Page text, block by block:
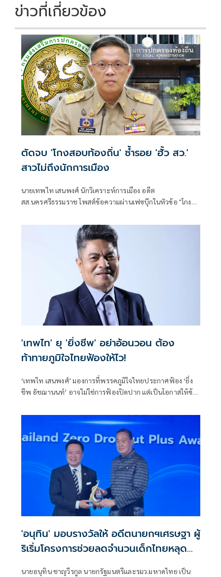
ข่าวที่เกี่ยวข้อง
ตัดจบ 'โกงสอบท้องถิ่น' ซ้ำรอย 'ฮั้ว สว.'
สาวไม่ถึงนักการเมือง
นายเทพไท เสนพงศ์ นักวิเคราะห์การเมือง อดีต
สส.นครศรีธรรมราช โพสต์ข้อความผ่านเฟซบุ๊กในหัวข้อ "โกง
'เทพไท' ยุ 'ยิ่งชีพ' อย่าอ้อนวอน ต้อง
ท้าทายภูมิใจไทยฟ้องให้ไว!
‘เทพไท เสนพงศ์’ มองการที่พรรคภูมิใจไทยประกาศฟ้อง ‘ยิ่ง
ชีพ อัชฌานนท์’ อาจไม่ใช่การฟ้องปิดปาก แต่เป็นโอกาสให้ข้อ
เข้าสู่กระบวนการพิจารณาของศาล พร้อมแนะ ‘ยิ่งชีพ’ ไม่ต้อง
อ้อนวอน แต่ควรท้าทายให้เร่งฟ้อง เพื่อให้ความจริงปรากฏต่อ
สาธารณชน.
'อนุทิน' มอบรางวัลให้ อดีตนายกฯเศรษฐา ผู้
ริเริ่มโครงการช่วยลดจำนวนเด็กไทยหลุด
นายอนุทิน ชาญวีรกูล นายกรัฐมนตรีและรมว.มหาดไทย เป็น